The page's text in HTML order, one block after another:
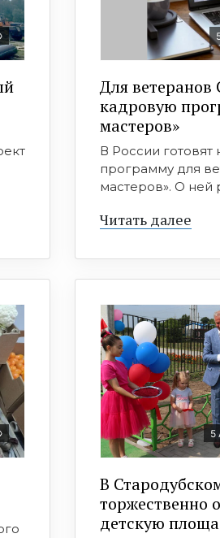
Для ветеранов
кадровую
мастеров»
В России
программу для
мастеров». О ней
Читать далее
5
В
торжественно
детскую